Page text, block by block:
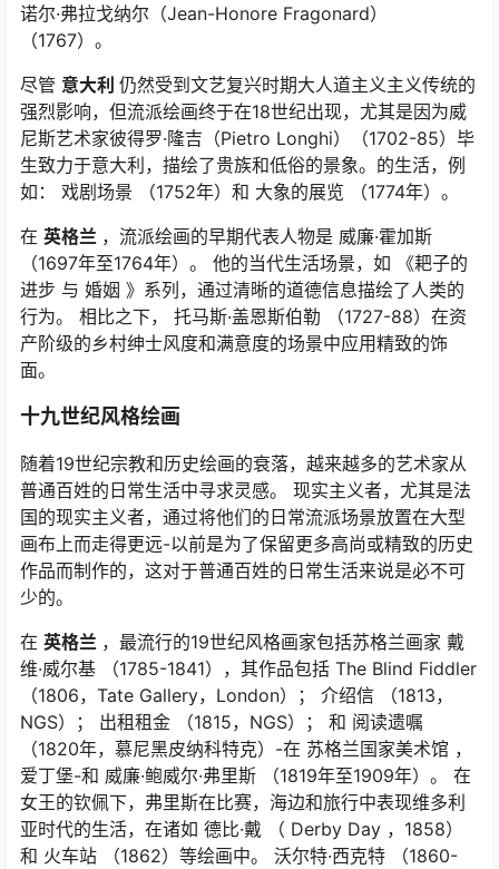
诺尔·弗拉戈纳尔（Jean-Honore Fragonard）
（1767）。
尽管 意大利 仍然受到文艺复兴时期大人道主义主义传统的
强烈影响，但流派绘画终于在18世纪出现，尤其是因为威
尼斯艺术家彼得罗·隆吉（Pietro Longhi）（1702-85）毕
生致力于意大利，描绘了贵族和低俗的景象。的生活，例
如： 戏剧场景 （1752年）和 大象的展览
（1774年）。
在 英格兰 ，流派绘画的早期代表人物是 威廉·霍加斯
（1697年至1764年）。 他的当代生活场景，如
《耙子的
进步 与 婚姻 》系列，通过清晰的道德信息描绘了人类的
行为。 相比之下， 托马斯·盖恩斯伯勒 （1727-88）在资
产阶级的乡村绅士风度和满意度的场景中应用精致的饰
面。
十九世纪风格绘画
随着19世纪宗教和历史绘画的衰落，越来越多的艺术家从
普通百姓的日常生活中寻求灵感。 现实主义者，尤其是法
国的现实主义者，通过将他们的日常流派场景放置在大型
画布上而走得更远-以前是为了保留更多高尚或精致的历史
作品而制作的，这对于普通百姓的日常生活来说是必不可
少的。
在 英格兰 ，最流行的19世纪风格画家包括苏格兰画家 戴
维·威尔基 （1785-1841），其作品包括 The Blind Fiddler
（1806，Tate Gallery，London）； 介绍信
（1813，
NGS）； 出租租金 （1815，NGS）； 和 阅读遗嘱
（1820年，慕尼黑皮纳科特克）-在 苏格兰国家美术馆 ，
爱丁堡-和 威廉·鲍威尔·弗里斯 （1819年至1909年）。 在
女王的钦佩下，弗里斯在比赛，海边和旅行中表现维多利
亚时代的生活，在诸如 德比·戴 （ Derby Day ，1858）
和 火车站
（1862）等绘画中。 沃尔特·西克特 （1860-